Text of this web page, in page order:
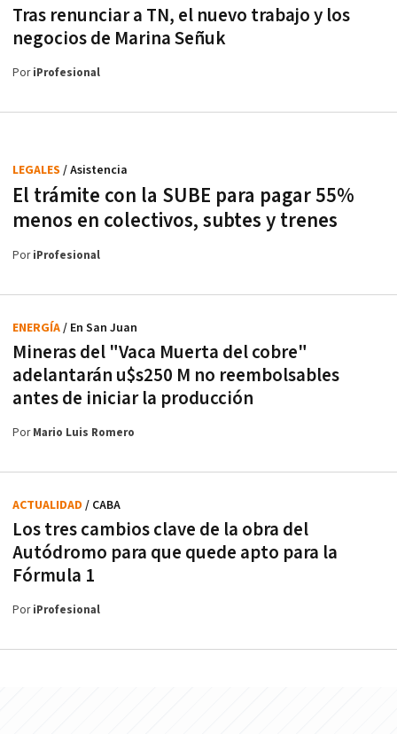
Tras renunciar a TN, el nuevo trabajo y los
negocios de Marina Señuk
PoriProfesional
El trámite con la SUBE para pagar 55%
menos en colectivos, subtes y trenes
LEGALES / Asistencia
PoriProfesional
Mineras del "Vaca Muerta del cobre"
adelantarán u$s250 M no reembolsables
antes de iniciar la producción
ENERGÍA/ En San Juan
PorMario Luis Romero
Los tres cambios clave de la obra del
Autódromo para que quede apto para la
Fórmula 1
ACTUALIDAD / CABA
PoriProfesional